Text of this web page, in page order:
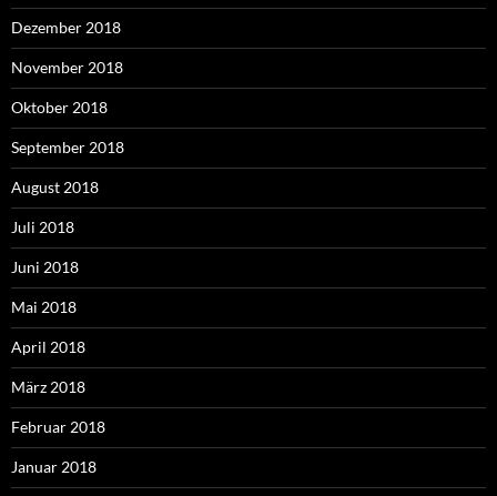
Dezember 2018
November 2018
Oktober 2018
September 2018
August 2018
Juli 2018
Juni 2018
Mai 2018
April 2018
März 2018
Februar 2018
Januar 2018